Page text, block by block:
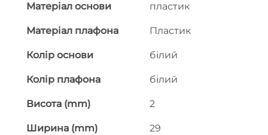
Матеріал основи пластик
Матеріал плафона Пластик
Колір основи білий
Колір плафона білий
Висота (mm) 2
Ширина (mm) 29